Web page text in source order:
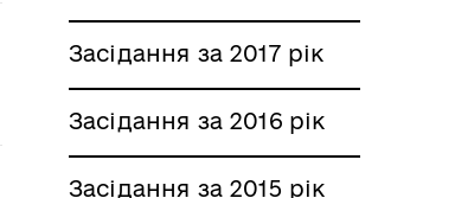
Засідання за 2017 рік
Засідання за 2016 рік
Засідання за 2015 рік